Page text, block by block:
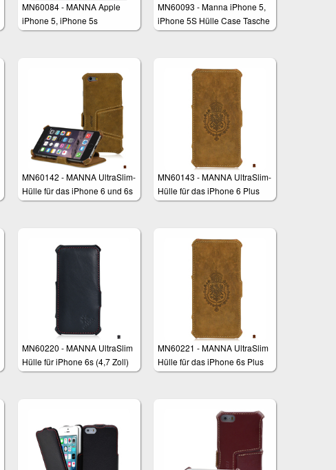
MN60084 - MANNA Apple
iPhone 5, iPhone 5s
Schutzhülle
MN60093 - Manna iPhone 5,
iPhone 5S Hülle Case Tasche
Schutzhülle Hardcase
MN60142 - MANNA UltraSlim-
Hülle für das iPhone 6 und 6s
(4,7 Zoll)
MN60143 - MANNA UltraSlim-
Hülle für das iPhone 6 Plus
(5,5 Zoll)
MN60220 - MANNA UltraSlim
Hülle für iPhone 6s (4,7 Zoll)
MN60221 - MANNA UltraSlim
Hülle für das iPhone 6s Plus
(5,5 Zoll)